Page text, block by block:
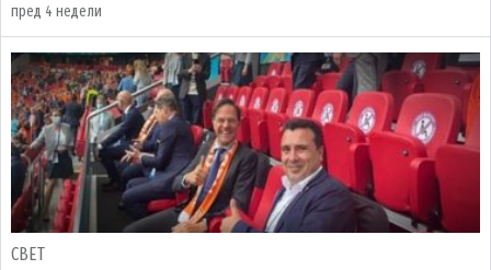
пред 4 недели
СВЕТ